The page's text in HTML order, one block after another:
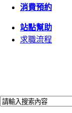
消費預約
站點幫助
求職流程